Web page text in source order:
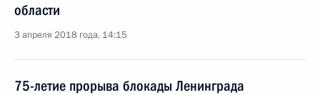
области
3 апреля 2018 года, 14:15
75-летие прорыва блокады Ленинграда